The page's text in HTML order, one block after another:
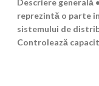
Descriere generală
reprezintă o parte
sistemului de
Controlează